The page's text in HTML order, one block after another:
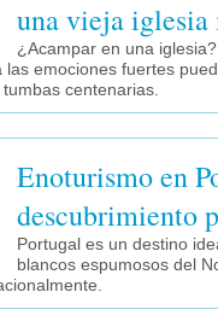
una vieja iglesia
¿Acampar en una
las emociones fuertes
centenarias.
Enoturismo en
descubrimiento
Portugal es un destino
blancos espumosos del